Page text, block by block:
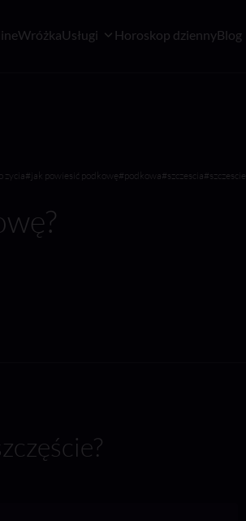
WróżkaUsługi Horoskop dziennyBlog
zycia#jak powiesić podkowę#podkowa#szczescia#szczescie